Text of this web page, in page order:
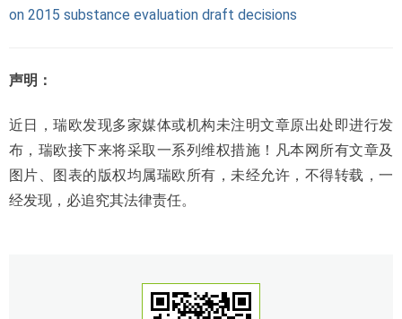
on 2015 substance evaluation draft decisions
声明：
近日，瑞欧发现多家媒体或机构未注明文章原出处即进行发
布，瑞欧接下来将采取一系列维权措施！凡本网所有文章及
图片、图表的版权均属瑞欧所有，未经允许，不得转载，一
经发现，必追究其法律责任。